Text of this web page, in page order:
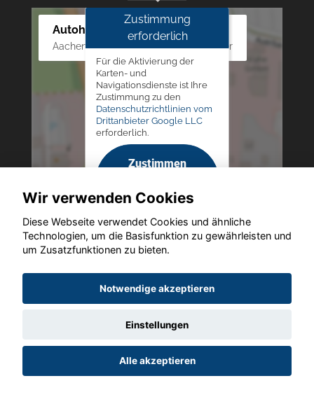
Autohaus Westphal
Aachener Str. 84 - 88, 52249 Eschweiler
Zustimmung
erforderlich
Für die Aktivierung der
Karten- und
Navigationsdienste ist Ihre
Zustimmung zu den
Datenschutzrichtlinien vom
Drittanbieter Google LLC
erforderlich.
Zustimmen
aktivieren
Copyright © 2026. Autohaus Westphal
Datenschutz Impressum AGB
Wir verwenden Cookies
Diese Webseite verwendet Cookies und ähnliche
Technologien, um die Basisfunktion zu gewährleisten und
um Zusatzfunktionen zu bieten.
Notwendige akzeptieren
Einstellungen
Alle akzeptieren